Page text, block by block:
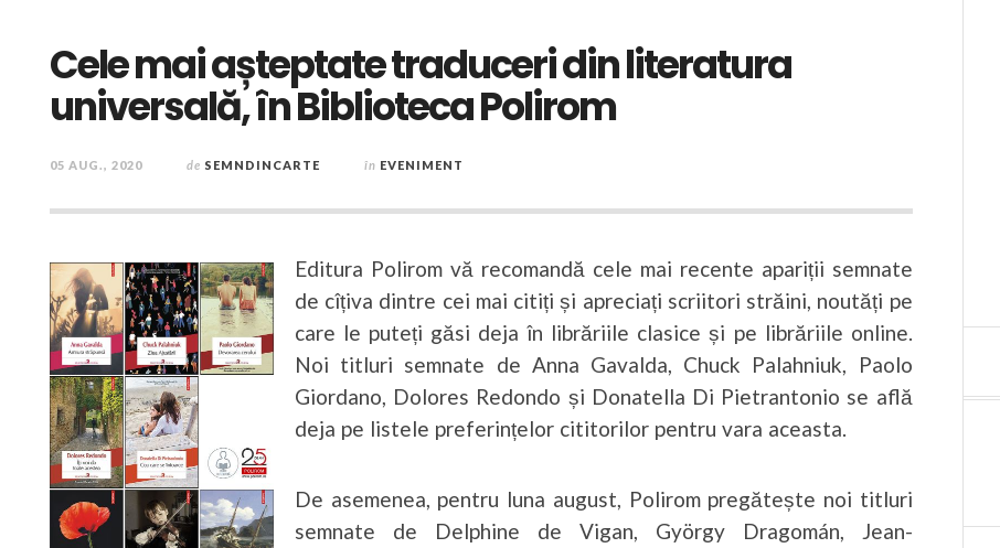
Cele mai așteptate traduceri din literatura
universală, în Biblioteca Polirom
05 AUG., 2020 de SEMNDINCARTE în EVENIMENT
Editura Polirom vă recomandă cele mai recente apariții semnate
de cîțiva dintre cei mai citiți și apreciați scriitori străini, noutăți pe
care le puteți găsi deja în librăriile clasice și pe librăriile online.
Noi titluri semnate de Anna Gavalda, Chuck Palahniuk, Paolo
Giordano, Dolores Redondo și Donatella Di Pietrantonio se află
deja pe listele preferințelor cititorilor pentru vara aceasta.
De asemenea, pentru luna august, Polirom pregătește noi titluri
semnate de Delphine de Vigan, György Dragomán, Jean-